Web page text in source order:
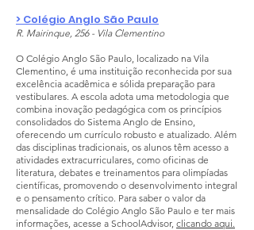
> Colégio Anglo São Paulo
R. Mairinque, 256 - Vila Clementino
O Colégio Anglo São Paulo, localizado na Vila
Clementino, é uma instituição reconhecida por sua
excelência acadêmica e sólida preparação para
vestibulares. A escola adota uma metodologia que
combina inovação pedagógica com os princípios
consolidados do Sistema Anglo de Ensino,
oferecendo um currículo robusto e atualizado. Além
das disciplinas tradicionais, os alunos têm acesso a
atividades extracurriculares, como oficinas de
literatura, debates e treinamentos para olimpíadas
científicas, promovendo o desenvolvimento integral
e o pensamento crítico. Para saber o valor da
mensalidade do Colégio Anglo São Paulo e ter mais
informações, acesse a SchoolAdvisor, clicando aqui.